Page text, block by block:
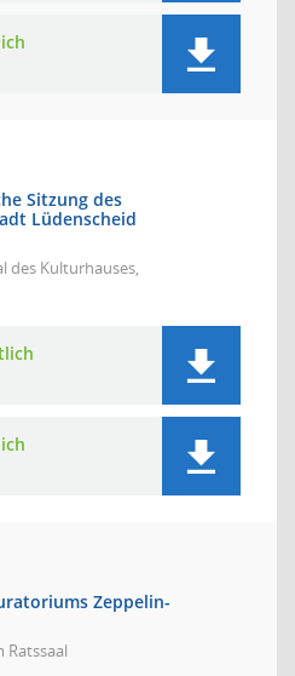
Sitzung des
Lüdenscheid
des Kulturhauses,
Zeppelin-
Ratssaal